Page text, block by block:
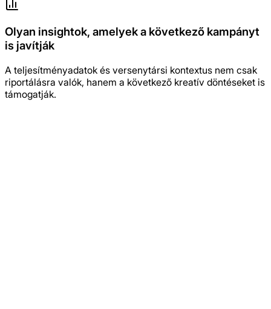
Olyan insightok, amelyek a következő kampányt
is javítják
A teljesítményadatok és versenytársi kontextus nem csak
riportálásra valók, hanem a következő kreatív döntéseket is
támogatják.